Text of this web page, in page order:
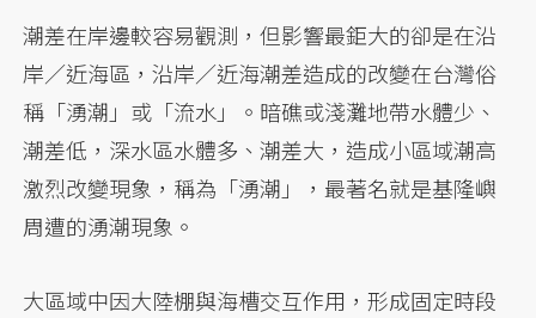
潮差在岸邊較容易觀測，但影響最鉅大的卻是在沿
岸／近海區，沿岸／近海潮差造成的改變在台灣俗
稱「湧潮」或「流水」。暗礁或淺灘地帶水體少、
潮差低，深水區水體多、潮差大，造成小區域潮高
激烈改變現象，稱為「湧潮」，最著名就是基隆嶼
周遭的湧潮現象。
大區域中因大陸棚與海槽交互作用，形成固定時段